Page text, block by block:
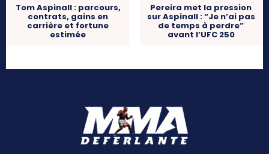
Tom Aspinall : parcours,
contrats, gains en
carrière et fortune
estimée
Pereira met la pression
sur Aspinall : “Je n’ai pas
de temps à perdre”
avant l’UFC 250